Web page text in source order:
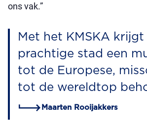
ons vak.”
Met het KMSKA krijgt
prachtige stad een
tot de Europese,
tot de wereldtop
Maarten Rooijakkers